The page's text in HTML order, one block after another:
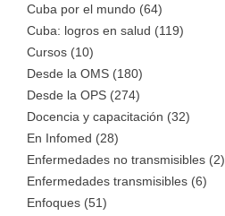
Cuba por el mundo (64)
Cuba: logros en salud (119)
Cursos (10)
Desde la OMS (180)
Desde la OPS (274)
Docencia y capacitación (32)
En Infomed (28)
Enfermedades no transmisibles (2)
Enfermedades transmisibles (6)
Enfoques (51)